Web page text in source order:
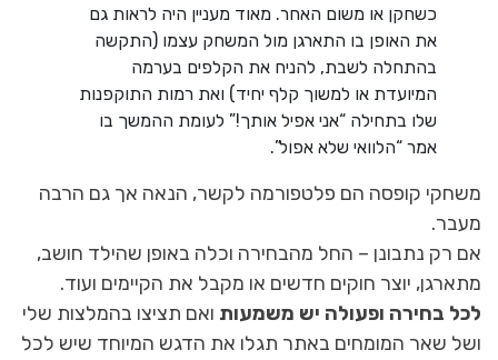
כשחקן או משום האחר. מאוד מעניין היה לראות גם
את האופן בו התארגן מול המשחק עצמו (התקשה
בהתחלה לשבת, להניח את הקלפים בערמה
המיועדת או למשוך קלף יחיד) ואת רמות התוקפנות
שלו בתחילה “אני אפיל אותך!” לעומת ההמשך בו
אמר “הלוואי שלא אפול”.
משחקי קופסה הם פלטפורמה לקשר, הנאה אך גם הרבה
מעבר.
אם רק נתבונן – החל מהבחירה וכלה באופן שהילד חושב,
מתארגן, יוצר חוקים חדשים או מקבל את הקיימים ועוד.
לכל בחירה ופעולה יש משמעות ואם תציצו בהמלצות שלי
ושל שאר המומחים באתר תגלו את הדגש המיוחד שיש לכל